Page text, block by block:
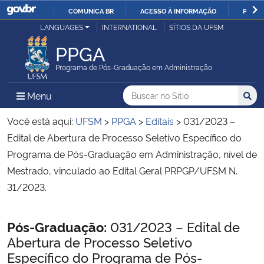
IR
COMUNICA BR ACESSO À INFORMAÇÃO
Ministério da Justiça e Segurança Pública
Ministério da Defesa
Ministério das Relações Exteriores
Ministério da Economia
Ministério da Educação
LANGUAGES INTERNATIONAL SÍTIOS DA UFSM
PPGA
Programa de Pós-Graduação em Administração
Menu Menu Principal do Sítio
Busca
Buscar no no Sítio
Busca:
Você está aqui: UFSM > PPGA > Editais >031/2023 –
Edital de Abertura de Processo Seletivo Específico do
Programa de Pós-Graduação em Administração, nível de
Mestrado, vinculado ao Edital Geral PRPGP/UFSM N.
31/2023.
Início do conteúdo
Pós-Graduação: 031/2023 – Edital de
Abertura de Processo Seletivo
Específico do Programa de Pós-